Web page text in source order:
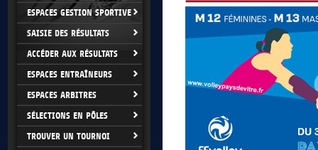
ESPACES GESTION SPORTIVE
SAISIE DES RÉSULTATS
ACCÉDER AUX RÉSULTATS
ESPACES ENTRAÎNEURS
ESPACES ARBITRES
SÉLECTIONS EN PÔLES
TROUVER UN TOURNOI